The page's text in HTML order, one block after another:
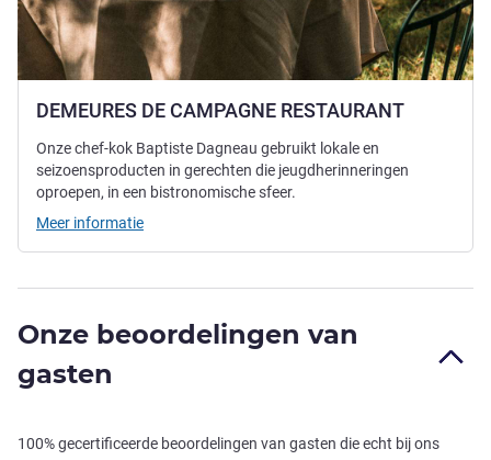
DEMEURES DE CAMPAGNE RESTAURANT
Onze chef-kok Baptiste Dagneau gebruikt lokale en
seizoensproducten in gerechten die jeugdherinneringen
oproepen, in een bistronomische sfeer.
Meer informatie
Onze beoordelingen van
gasten
100% gecertificeerde beoordelingen van gasten die echt bij ons